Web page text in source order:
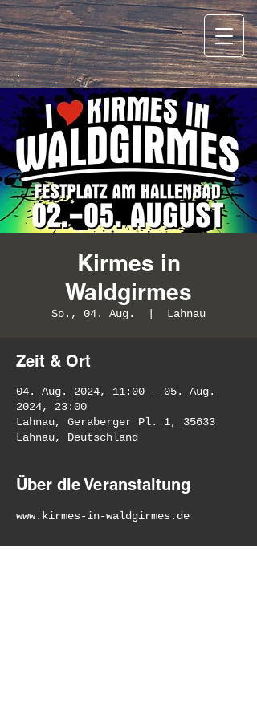
Kirmes in
Waldgirmes
So., 04. Aug. Lahnau
Zeit & Ort
04. Aug. 2024, 11:00 – 05. Aug.
2024, 23:00
Lahnau, Geraberger Pl. 1, 35633
Lahnau, Deutschland
Über die Veranstaltung
www.kirmes-in-waldgirmes.de